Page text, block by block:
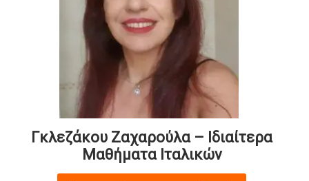
Γκλεζάκου Ζαχαρούλα – Ιδιαίτερα
Μαθήματα Ιταλικών